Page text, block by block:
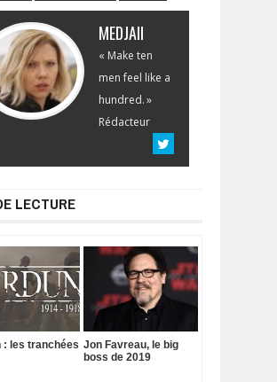
MEDJAII
« Make ten
men feel like a
hundred. »
Rédacteur
LECTURE
: les tranchées Jon Favreau, le big
boss de 2019